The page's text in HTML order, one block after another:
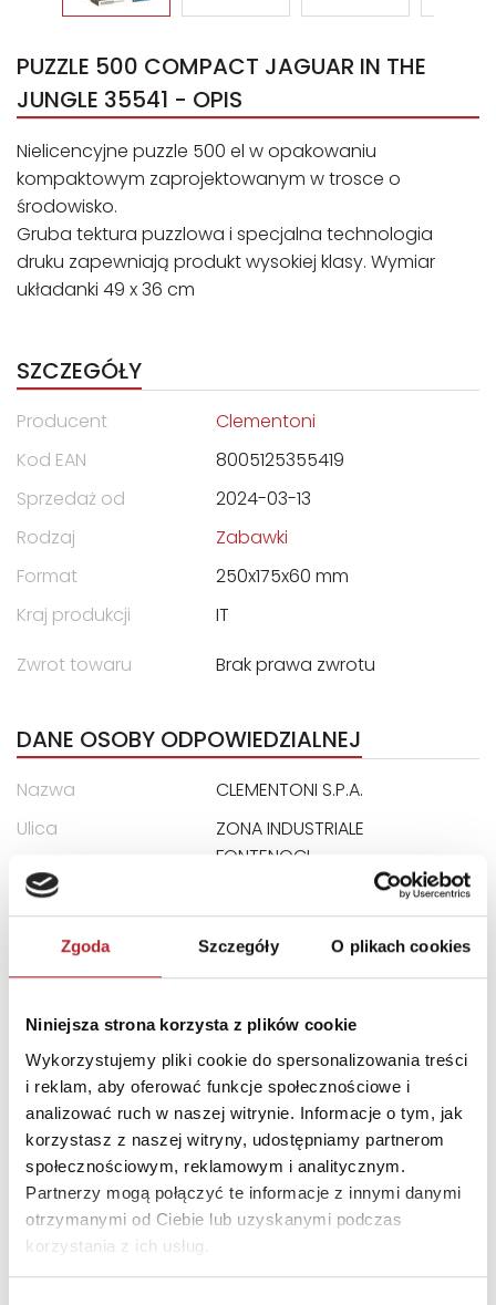
Zgoda Szczegóły O plikach cookies
Niniejsza strona korzysta z plików cookie
Wykorzystujemy pliki cookie do spersonalizowania treści
i reklam, aby oferować funkcje społecznościowe i
analizować ruch w naszej witrynie. Informacje o tym, jak
korzystasz z naszej witryny, udostępniamy partnerom
społecznościowym, reklamowym i analitycznym.
Partnerzy mogą połączyć te informacje z innymi danymi
otrzymanymi od Ciebie lub uzyskanymi podczas
korzystania z ich usług.
PUZZLE 500 COMPACT JAGUAR IN THE
JUNGLE 35541 - OPIS
Nielicencyjne puzzle 500 el w opakowaniu
kompaktowym zaprojektowanym w trosce o
środowisko.
Gruba tektura puzzlowa i specjalna technologia
druku zapewniają produkt wysokiej klasy. Wymiar
układanki 49 x 36 cm
SZCZEGÓŁY
Producent
Clementoni
Kod EAN
8005125355419
Sprzedaż od
2024-03-13
Rodzaj
Zabawki
Format
250x175x60 mm
Kraj produkcji
IT
Zwrot towaru
Brak prawa zwrotu
DANE OSOBY ODPOWIEDZIALNEJ
Nazwa
CLEMENTONI S.P.A.
Ulica
ZONA INDUSTRIALE
FONTENOCI
Kod pocztowy
Miasto
RECANATI LOCALITA
E-mail
assistenza@clementoni.it
INNI KLIENCI KUPOWALI